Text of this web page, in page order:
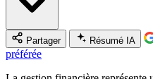
Partager Résumé IA
préférée